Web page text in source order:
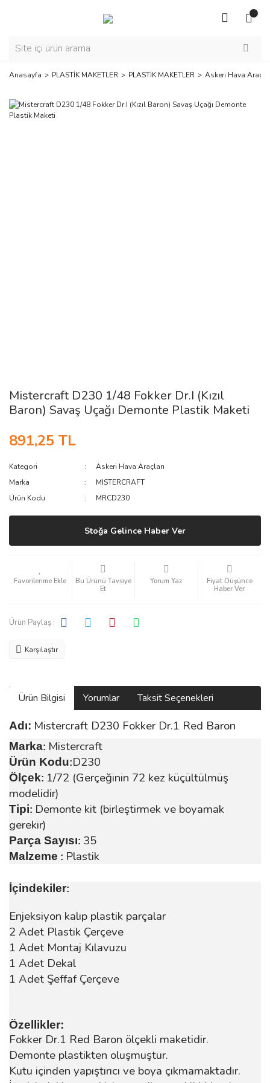
Anasayfa PLASTİK MAKETLER PLASTİK MAKETLER Askeri Hava
Mistercraft D230 1/48 Fokker Dr.I (Kızıl
Baron) Savaş Uçağı Demonte Plastik Maketi
891,25 TL
Kategori
Askeri Hava Araçları
Marka
MISTERCRAFT
Ürün Kodu
MRCD230
Stoğa Gelince Haber Ver
Bu Ürünü Tavsiye
Et
Yorum Yaz
Fiyat Düşünce
Haber Ver
Ürün Paylaş :
Karşılaştır
Ürün Bilgisi Yorumlar Taksit Seçenekleri
Adı: Mistercraft D230 Fokker Dr.1 Red Baron
Marka: Mistercraft
Ürün Kodu:D230
Ölçek: 1/72 (Gerçeğinin 72 kez küçültülmüş
modelidir)
Tipi: Demonte kit (birleştirmek ve boyamak
gerekir)
Parça Sayısı: 35
Malzeme : Plastik
İçindekiler:
Enjeksiyon kalıp plastik parçalar
2 Adet Plastik Çerçeve
1 Adet Montaj Kılavuzu
1 Adet Dekal
1 Adet Şeffaf Çerçeve
Özellikler:
Fokker Dr.1 Red Baron ölçekli maketidir.
Demonte plastikten oluşmuştur.
Kutu içinden yapıştırıcı ve boya çıkmamaktadır.